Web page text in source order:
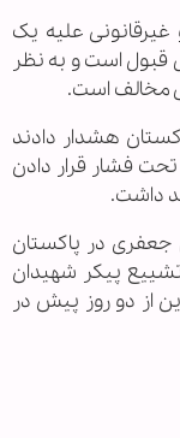
علیه یک
قبول است و به نظر
مخالف است.
هشدار دادند
فشار قرار دادن
داشت.
جعفری در پاکستان
پیکر شهیدان
از دو روز پیش در